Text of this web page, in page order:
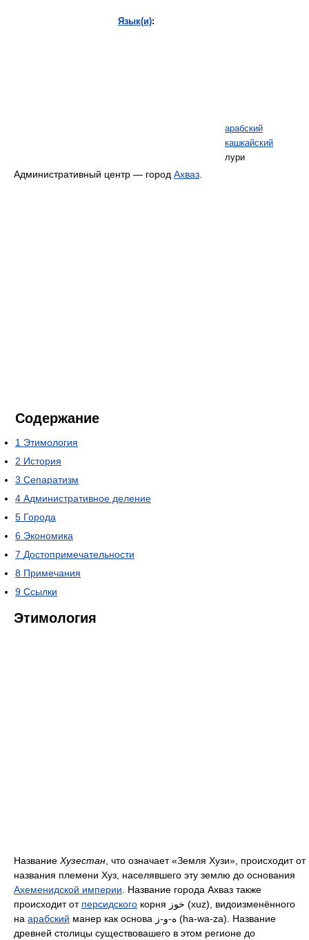
Язык(и):
арабский
кашкайский
лури
Административный центр — город Ахваз
Содержание
1 Этимология
2 История
3 Сепаратизм
4 Административное деление
5 Города
6 Экономика
7 Достопримечательности
8 Примечания
9 Ссылки
Этимология
Название Хузестан , что означает «Земля Хузи», происходит от
названия племени Хуз, населявшего эту землю до основания
Ахеменидской империи . Название города Ахваз также
происходит от персидского корня خوز (xuz), видоизменённого
на арабский манер как основа ه-و-ز (ha-wa-za). Название
древней столицы существовашего в этом регионе до